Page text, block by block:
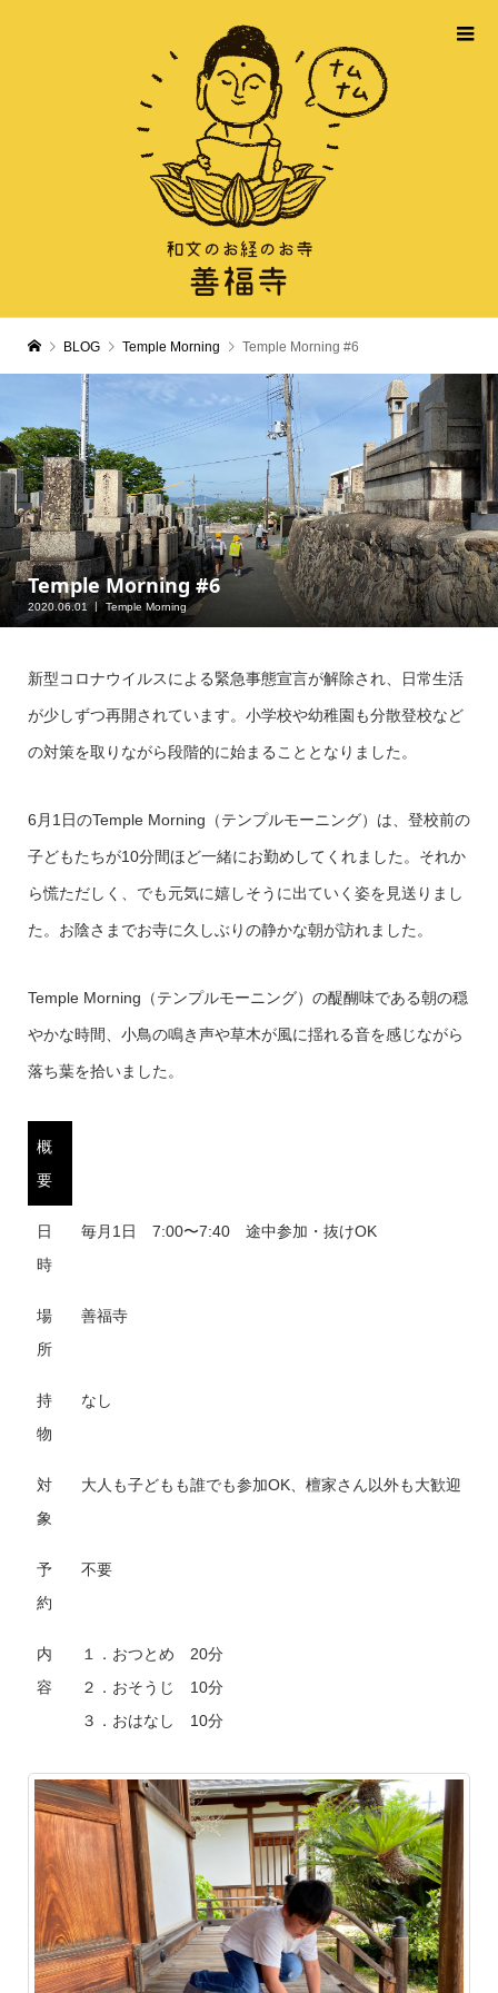
BLOG Temple Morning Temple Morning #6
Temple Morning #6
2020.06.01 Temple Morning
新型コロナウイルスによる緊急事態宣言が解除され、日常生活
が少しずつ再開されています。小学校や幼稚園も分散登校など
の対策を取りながら段階的に始まることとなりました。
6月1日のTemple Morning（テンプルモーニング）は、登校前の
子どもたちが10分間ほど一緒にお勤めしてくれました。それか
ら慌ただしく、でも元気に嬉しそうに出ていく姿を見送りまし
た。お陰さまでお寺に久しぶりの静かな朝が訪れました。
Temple Morning（テンプルモーニング）の醍醐味である朝の穏
やかな時間、小鳥の鳴き声や草木が風に揺れる音を感じながら
落ち葉を拾いました。
概
要
日
時
毎月1日 7:00〜7:40 途中参加・抜けOK
場
所
善福寺
持
物
なし
対
象
大人も子どもも誰でも参加OK、檀家さん以外も大歓迎
予
約
不要
内
容
１．おつとめ 20分
２．おそうじ 10分
３．おはなし 10分